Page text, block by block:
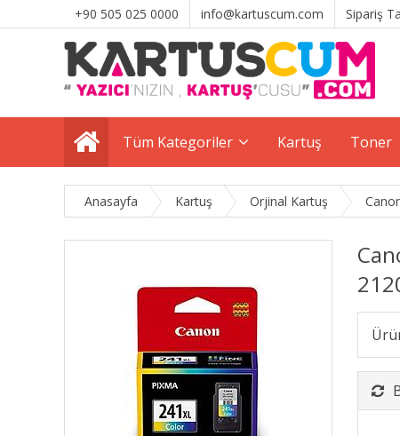
+90 505 025 0000 info@kartuscum.com Sipariş
Tüm Kategoriler Kartuş Toner
Anasayfa Kartuş Orjinal Kartuş